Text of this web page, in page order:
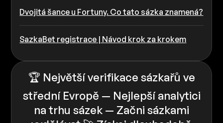
Dvojitá šance u Fortuny. Co tato sázka znamená?
SazkaBet registrace | Návod krok za krokem
🏆 Největší verifikace sázkařů ve
střední Evropě — Nejlepší analytici
na trhu sázek — Začni sázkami